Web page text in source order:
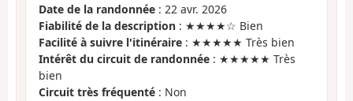
Date de la randonnée : 22 avr. 2026
Fiabilité de la description : ★★★★☆ Bien
Facilité à suivre l'itinéraire : ★★★★★ Très bien
Intérêt du circuit de randonnée : ★★★★★ Très
bien
Circuit très fréquenté : Non